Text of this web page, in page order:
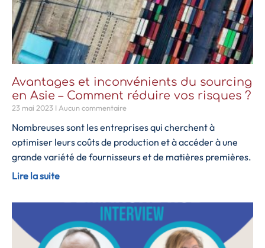
Avantages et inconvénients du sourcing
en Asie – Comment réduire vos risques ?
23 mai 2023 Aucun commentaire
Nombreuses sont les entreprises qui cherchent à
optimiser leurs coûts de production et à accéder à une
grande variété de fournisseurs et de matières premières.
Lire la suite